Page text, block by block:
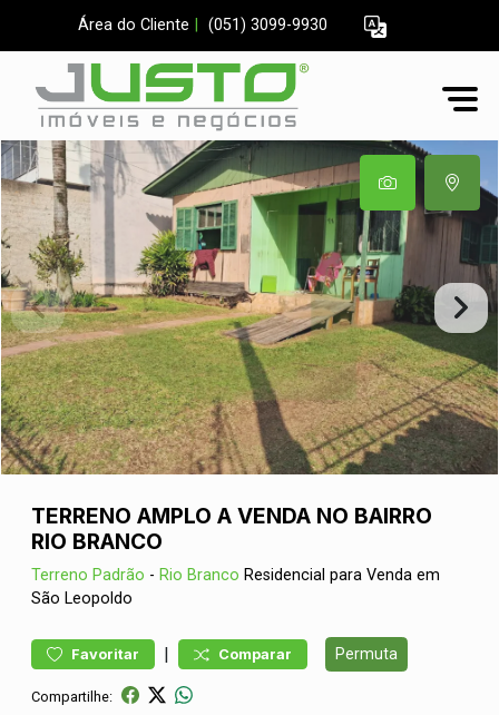
Área do Cliente (051) 3099-9930
TERRENO AMPLO A VENDA NO BAIRRO
RIO BRANCO
Terreno Padrão - Rio Branco Residencial para Venda em
São Leopoldo
Favoritar | Comparar Permuta
Compartilhe: